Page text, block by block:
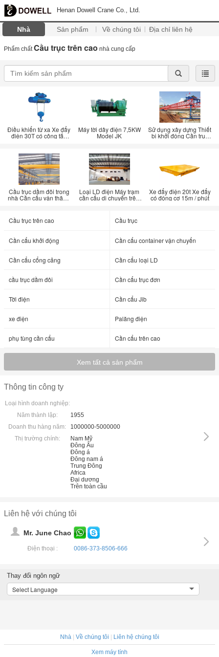
Henan Dowell Crane Co., Ltd.
Nhà Sản phẩm Về chúng tôi Địa chỉ liên hệ
Phẩm chấtCầu trục trên cao nhà cung cấp
Điều khiển từ xa Xe đẩy
điện 30T có công tắc
Máy tời dây điện 7,5KW
Model JK
Sử dụng xây dựng Thiết
bị khởi động Cần trục
Cầu trục dầm đôi trong
nhà Cần cẩu vận thăng
Loại LD điện Máy trạm
cần cẩu di chuyển trên
Xe đẩy điện 20t Xe đẩy
có động cơ 15m / phút
Cầu trục trên cao Cầu trục
Cần cẩu khởi động Cần cẩu container vận chuyển
Cần cẩu cổng cảng Cần cẩu loại LD
cầu trục dầm đôi Cần cẩu trục đơn
Tời điện Cần cẩu Jib
xe điện Palăng điện
phụ tùng cần cẩu Cần cẩu trên cao
Xem tất cả sản phẩm
Thông tin công ty
Loại hình doanh nghiệp:
Năm thành lập:
1955
Doanh thu hàng năm:
1000000-5000000
Thị trường chính:
Nam Mỹ
Đông Âu
Đông á
Đông nam á
Trung Đông
Africa
Đại dương
Trên toàn cầu
Liên hệ với chúng tôi
Mr. June Chao
Điện thoại : 0086-373-8506-666
Thay đổi ngôn ngữ
Select Language
Nhà| Về chúng tôi Liên hệ chúng tôi
Xem máy tính